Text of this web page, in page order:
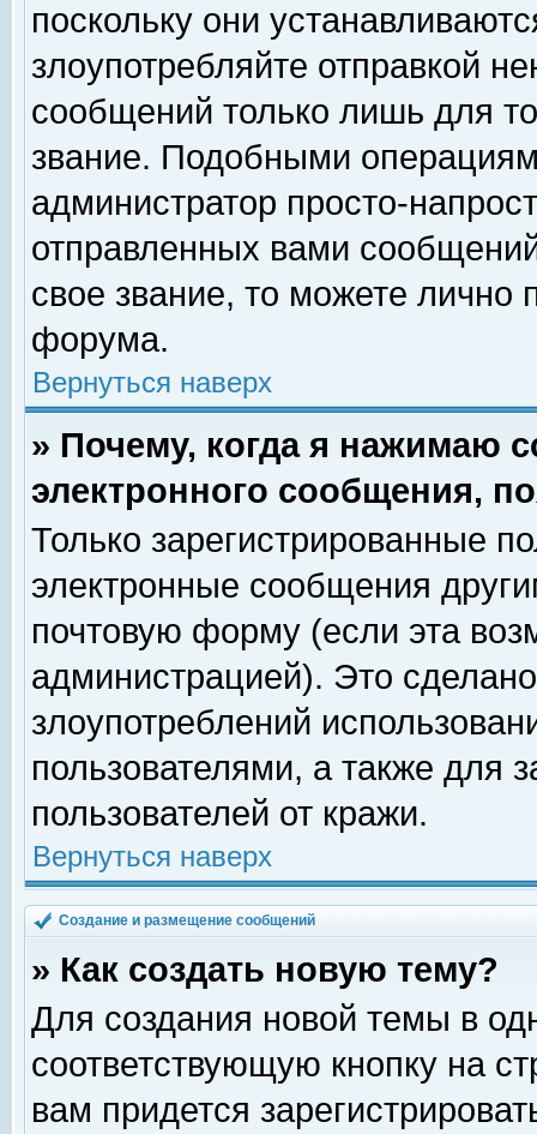
поскольку они
злоупотребляйте отправкой
сообщений только лишь для
звание. Подобными
администратор просто-
отправленных вами
свое звание, то можете лично
форума.
Вернуться наверх
» Почему, когда я нажимаю
электронного сообщения,
Только зарегистрированные
электронные сообщения
почтовую форму (если эта
администрацией). Это
злоупотреблений
пользователями, а также для
пользователей от кражи.
Вернуться наверх
Создание и размещение сообщений
» Как создать новую тему?
Для создания новой темы в
соответствующую кнопку на
вам придется